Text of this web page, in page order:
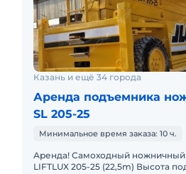
Казань и ещё 34 города
Аренда подъемника
SL 205-25
Минимальное время заказа: 10 ч.
Аренда! Самоходный ножничный подъемник JLG
LIFTLUX 205-25 (22,5m) Высота